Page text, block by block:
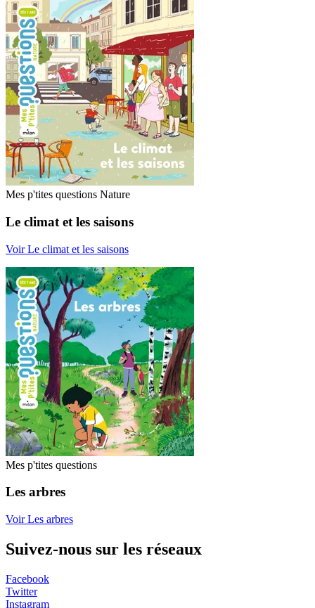
Mes p'tites questions Nature
Le climat et les saisons
Voir Le climat et les saisons
Mes p'tites questions
Les arbres
Voir Les arbres
Suivez-nous sur les réseaux
Facebook
Twitter
Instagram